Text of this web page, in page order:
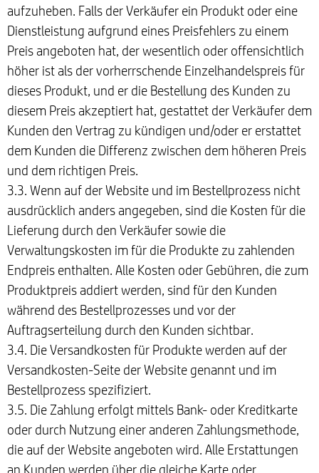
aufzuheben. Falls der Verkäufer ein Produkt oder eine
Dienstleistung aufgrund eines Preisfehlers zu einem
Preis angeboten hat, der wesentlich oder offensichtlich
höher ist als der vorherrschende Einzelhandelspreis für
dieses Produkt, und er die Bestellung des Kunden zu
diesem Preis akzeptiert hat, gestattet der Verkäufer dem
Kunden den Vertrag zu kündigen und/oder er erstattet
dem Kunden die Differenz zwischen dem höheren Preis
und dem richtigen Preis.
3.3. Wenn auf der Website und im Bestellprozess nicht
ausdrücklich anders angegeben, sind die Kosten für die
Lieferung durch den Verkäufer sowie die
Verwaltungskosten im für die Produkte zu zahlenden
Endpreis enthalten. Alle Kosten oder Gebühren, die zum
Produktpreis addiert werden, sind für den Kunden
während des Bestellprozesses und vor der
Auftragserteilung durch den Kunden sichtbar.
3.4. Die Versandkosten für Produkte werden auf der
Versandkosten-Seite der Website genannt und im
Bestellprozess spezifiziert.
3.5. Die Zahlung erfolgt mittels Bank- oder Kreditkarte
oder durch Nutzung einer anderen Zahlungsmethode,
die auf der Website angeboten wird. Alle Erstattungen
an Kunden werden über die gleiche Karte oder